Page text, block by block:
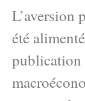
L’aversion
été
publication